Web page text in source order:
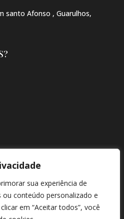
sua experiência de
ou conteúdo personalizado e
em “Aceitar todos”, você
santo Afonso , Guarulhos,